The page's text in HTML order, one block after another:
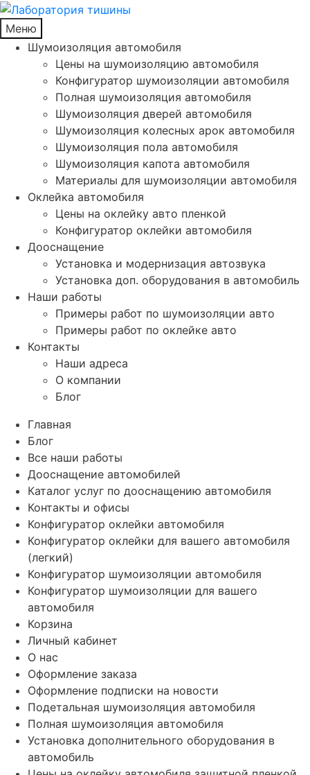
Меню
Шумоизоляция автомобиля
Цены на шумоизоляцию автомобиля
Конфигуратор шумоизоляции автомобиля
Полная шумоизоляция автомобиля
Шумоизоляция дверей автомобиля
Шумоизоляция колесных арок автомобиля
Шумоизоляция пола автомобиля
Шумоизоляция капота автомобиля
Материалы для шумоизоляции автомобиля
Оклейка автомобиля
Цены на оклейку авто пленкой
Конфигуратор оклейки автомобиля
Дооснащение
Установка и модернизация автозвука
Установка доп. оборудования в автомобиль
Наши работы
Примеры работ по шумоизоляции авто
Примеры работ по оклейке авто
Контакты
Наши адреса
О компании
Блог
Главная
Блог
Все наши работы
Дооснащение автомобилей
Каталог услуг по дооснащению автомобиля
Контакты и офисы
Конфигуратор оклейки автомобиля
Конфигуратор оклейки для вашего автомобиля
(легкий)
Конфигуратор шумоизоляции автомобиля
Конфигуратор шумоизоляции для вашего
автомобиля
Корзина
Личный кабинет
О нас
Оформление заказа
Оформление подписки на новости
Подетальная шумоизоляция автомобиля
Полная шумоизоляция автомобиля
Установка дополнительного оборудования в
автомобиль